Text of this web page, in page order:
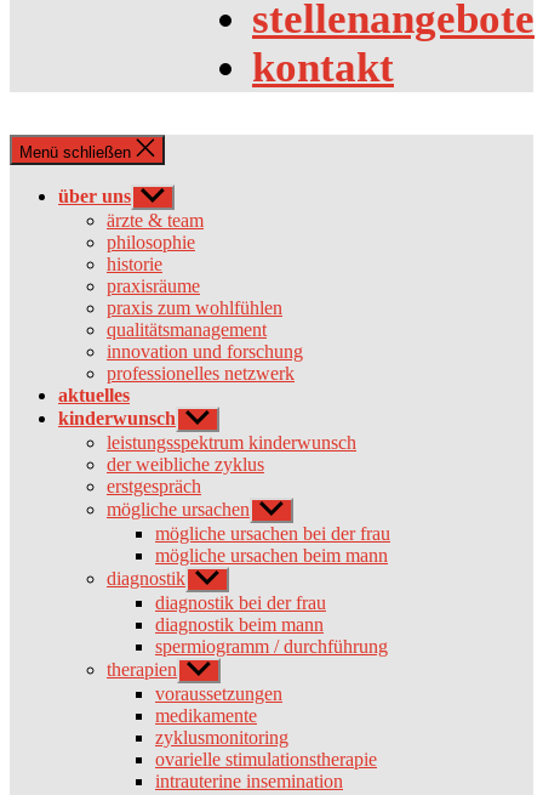
stellenangebote
kontakt
Menü schließen
über uns Untermenü
anzeigen
ärzte & team
philosophie
historie
praxisräume
praxis zum wohlfühlen
qualitätsmanagement
innovation und forschung
professionelles netzwerk
aktuelles
kinderwunsch Untermenü
anzeigen
leistungsspektrum kinderwunsch
der weibliche zyklus
erstgespräch
mögliche ursachen Untermenü
anzeigen
mögliche ursachen bei der frau
mögliche ursachen beim mann
diagnostik Untermenü
anzeigen
diagnostik bei der frau
diagnostik beim mann
spermiogramm / durchführung
therapien Untermenü
anzeigen
voraussetzungen
medikamente
zyklusmonitoring
ovarielle stimulationstherapie
intrauterine insemination